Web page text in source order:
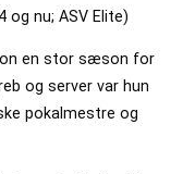
nu; ASV Elite)
en stor sæson for
og server var hun
pokalmestre og